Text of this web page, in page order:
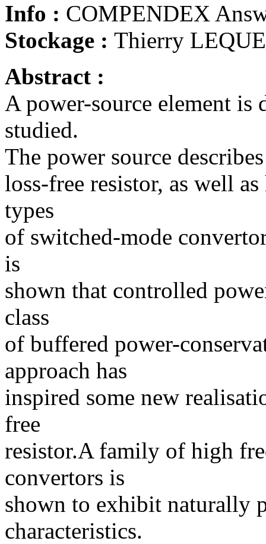
Info : COMPENDEX
Stockage : Thierry
Abstract :
A power-source element is
studied.
The power source
loss-free resistor, as well
types
of switched-mode
is
shown that controlled
class
of buffered power-
approach has
inspired some new
free
resistor.A family of high
convertors is
shown to exhibit naturally
characteristics.